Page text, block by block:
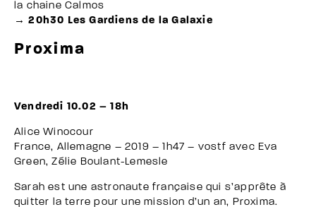
la chaine Calmos
→ 20h30 Les Gardiens de la Galaxie
Proxima
Vendredi 10.02 – 18h
Alice Winocour
France, Allemagne – 2019 – 1h47 – vostf avec Eva
Green, Zélie Boulant-Lemesle
Sarah est une astronaute française qui s’apprête à
quitter la terre pour une mission d’un an, Proxima.